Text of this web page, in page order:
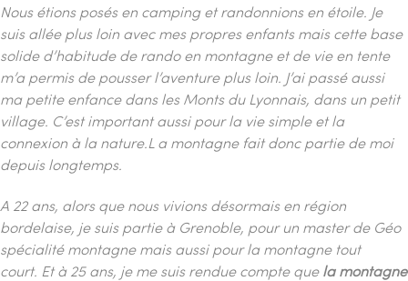
Nous étions posés en camping et randonnions en étoile. Je
suis allée plus loin avec mes propres enfants mais cette base
solide d’habitude de rando en montagne et de vie en tente
m’a permis de pousser l’aventure plus loin. J’ai passé aussi
ma petite enfance dans les Monts du Lyonnais, dans un petit
village. C’est important aussi pour la vie simple et la
connexion à la nature.L a montagne fait donc partie de moi
depuis longtemps.
A 22 ans, alors que nous vivions désormais en région
bordelaise, je suis partie à Grenoble, pour un master de Géo
spécialité montagne mais aussi pour la montagne tout
court. Et à 25 ans, je me suis rendue compte quela montagne